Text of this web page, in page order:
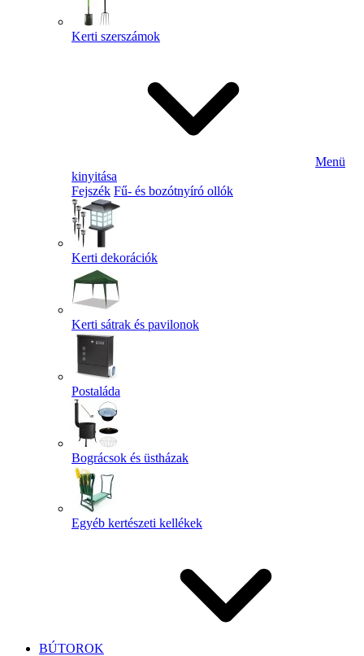
Kerti szerszámok
Menü
kinyitása
Fejszék Fű- és bozótnyíró ollók
Kerti dekorációk
Kerti sátrak és pavilonok
Postaláda
Bográcsok és üstházak
Egyéb kertészeti kellékek
BÚTOROK